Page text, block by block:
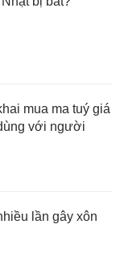
mua ma tuý giá
với người
lần gây xôn